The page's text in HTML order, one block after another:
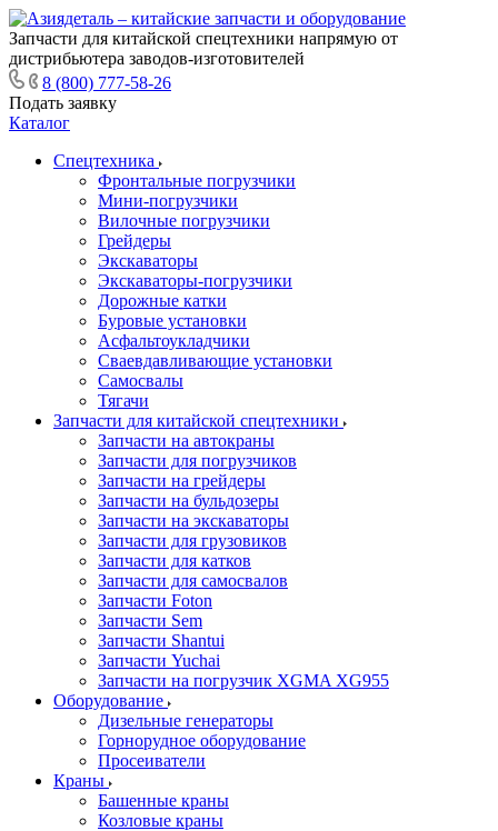
Запчасти для китайской спецтехники напрямую от
дистрибьютера заводов-изготовителей
8 (800) 777-58-26
Подать заявку
Каталог
Спецтехника
Фронтальные погрузчики
Мини-погрузчики
Вилочные погрузчики
Грейдеры
Экскаваторы
Экскаваторы-погрузчики
Дорожные катки
Буровые установки
Асфальтоукладчики
Сваевдавливающие установки
Самосвалы
Тягачи
Запчасти для китайской спецтехники
Запчасти на автокраны
Запчасти для погрузчиков
Запчасти на грейдеры
Запчасти на бульдозеры
Запчасти на экскаваторы
Запчасти для грузовиков
Запчасти для катков
Запчасти для самосвалов
Запчасти Foton
Запчасти Sem
Запчасти Shantui
Запчасти Yuchai
Запчасти на погрузчик XGMA XG955
Оборудование
Дизельные генераторы
Горнорудное оборудование
Просеиватели
Краны
Башенные краны
Козловые краны